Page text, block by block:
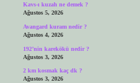
Kavs-ı kuzah ne demek ?
Ağustos 5, 2026
Avangard kuram nedir ?
Ağustos 4, 2026
192’nin karekökü nedir ?
Ağustos 3, 2026
2 km kosmak kaç dk ?
Ağustos 3, 2026